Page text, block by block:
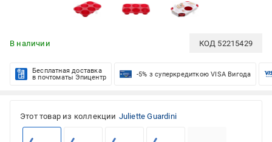
В наличии КОД 52215429
Бесплатная доставка
в почтоматы Эпицентр
-5% з суперкредиткою VISA Вигода
Этот товар из коллекции Juliette Guardini